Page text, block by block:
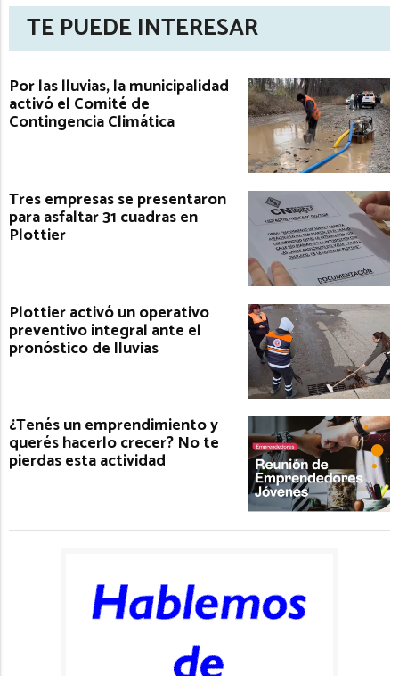
TE PUEDE INTERESAR
Por las lluvias, la municipalidad
activó el Comité de
Contingencia Climática
Tres empresas se presentaron
para asfaltar 31 cuadras en
Plottier
Plottier activó un operativo
preventivo integral ante el
pronóstico de lluvias
¿Tenés un emprendimiento y
querés hacerlo crecer? No te
pierdas esta actividad